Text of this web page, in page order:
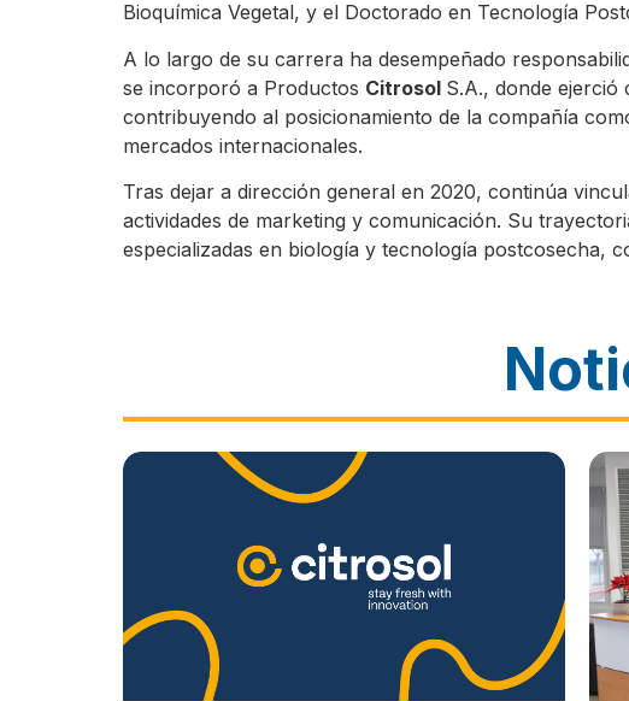
Bioquímica Vegetal, y el Doctorado en Tecnología
A lo largo de su carrera ha desempeñado
se incorporó a Productos Citrosol S.A., donde
contribuyendo al posicionamiento de la compañía
mercados internacionales.
Tras dejar a dirección general en 2020, continúa
actividades de marketing y comunicación. Su
especializadas en biología y tecnología postcosecha,